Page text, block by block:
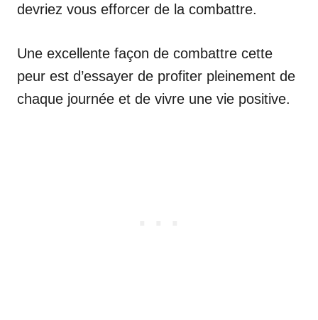
devriez vous efforcer de la combattre.
Une excellente façon de combattre cette
peur est d’essayer de profiter pleinement de
chaque journée et de vivre une vie positive.